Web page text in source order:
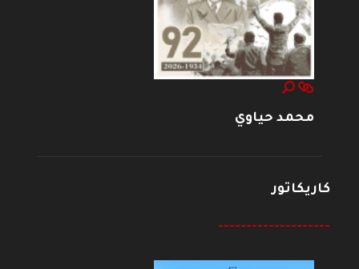
محمد حياوي
كاريكاتور
--------------------